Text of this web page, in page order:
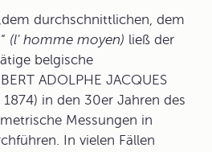
durchschnittlichen, dem
(l' homme moyen) ließ der
belgische
ADOLPHE JACQUES
1874) in den 30er Jahren des
Messungen in
In vielen Fällen